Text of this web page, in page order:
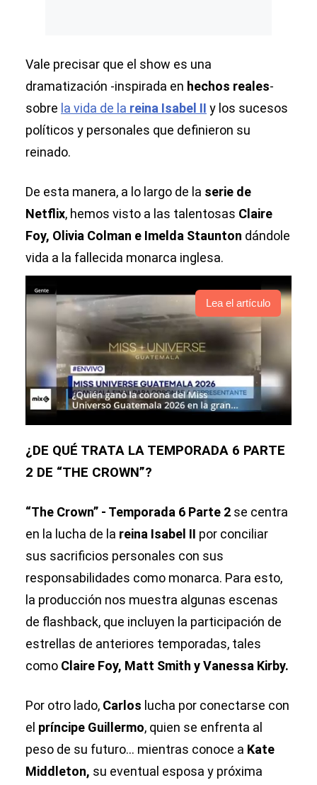
Vale precisar que el show es una
dramatización -inspirada en hechos reales-
sobre la vida de la reina Isabel II y los sucesos
políticos y personales que definieron su
reinado.
De esta manera, a lo largo de la serie de
Netflix, hemos visto a las talentosas Claire
Foy, Olivia Colman e Imelda Staunton dándole
vida a la fallecida monarca inglesa.
Lea el artículo
¿DE QUÉ TRATA LA TEMPORADA 6 PARTE
2 DE “THE CROWN”?
“The Crown” - Temporada 6 Parte 2 se centra
en la lucha de la reina Isabel II por conciliar
sus sacrificios personales con sus
responsabilidades como monarca. Para esto,
la producción nos muestra algunas escenas
de flashback, que incluyen la participación de
estrellas de anteriores temporadas, tales
como Claire Foy, Matt Smith y Vanessa Kirby.
Por otro lado, Carlos lucha por conectarse con
el príncipe Guillermo, quien se enfrenta al
peso de su futuro... mientras conoce a Kate
Middleton, su eventual esposa y próxima